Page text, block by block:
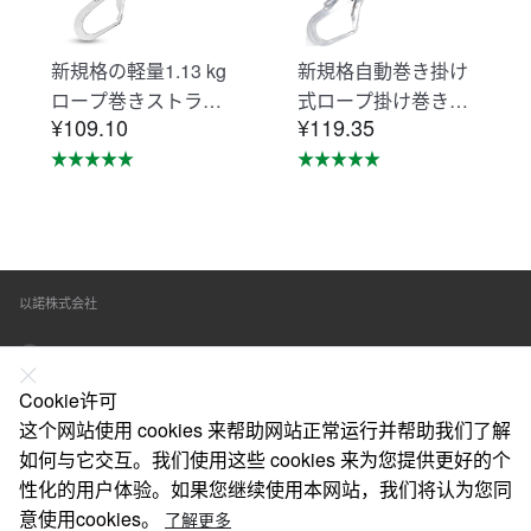
新規格の軽量1.13 kg
ロープ巻きストラッ
プシートベルト落下
防止用器具無ロック
汎用対応新規格落下
防止全身保護キッ
高安全作業（ミニリ
ール装置）
¥109.10
新規格自動巻き掛け
式ロープ掛け巻き掛
け式ロープ掛けシー
トベルト落下防止器
トタイプ/ベルトタイ
¥119.35
以諾株式会社
東京都練馬区春日町三丁目10番2号
在线联系
关于我们
法律声明
Cookie许可
这个网站使用 cookies 来帮助网站正常运行并帮助我们了解
如何与它交互。我们使用这些 cookies 来为您提供更好的个
性化的用户体验。如果您继续使用本网站，我们将认为您同
意使用cookies。
了解更多